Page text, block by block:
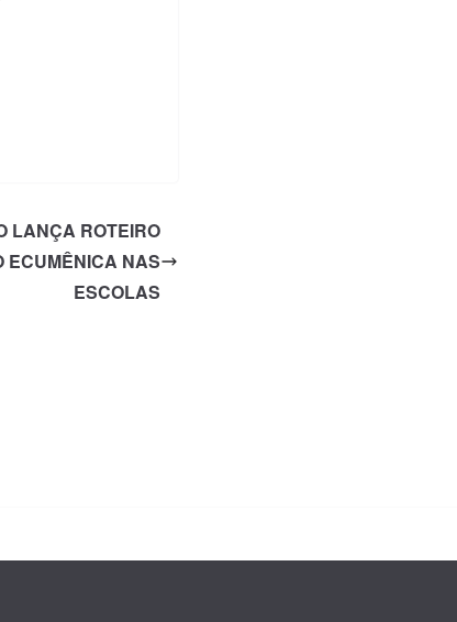
LANÇA ROTEIRO
ECUMÊNICA NAS
ESCOLAS